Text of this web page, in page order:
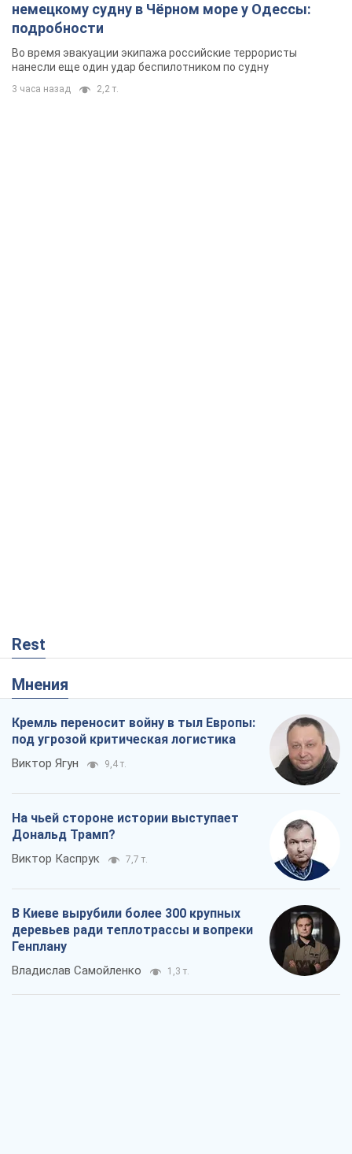
немецкому судну в Чёрном море у Одессы:
подробности
Во время эвакуации экипажа российские террористы
нанесли еще один удар беспилотником по судну
3 часа назад 2,2 т.
Rest
Мнения
Кремль переносит войну в тыл Европы:
под угрозой критическая логистика
Виктор Ягун 9,4 т.
На чьей стороне истории выступает
Дональд Трамп?
Виктор Каспрук 7,7 т.
В Киеве вырубили более 300 крупных
деревьев ради теплотрассы и вопреки
Генплану
Владислав Самойленко 1,3 т.